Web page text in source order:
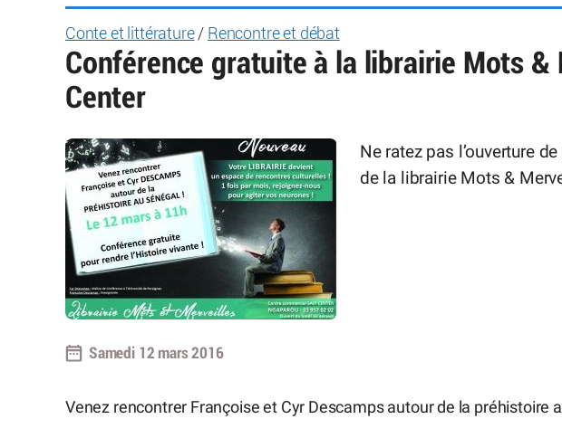
Conte et littérature/ Rencontre et débat
Conférence gratuite à la librairie Mots &
Center
Ne ratez pas l’ouverture
de la librairie Mots &
Samedi 12 mars 2016
Venez rencontrer Françoise et Cyr Descamps autour de la préhistoire